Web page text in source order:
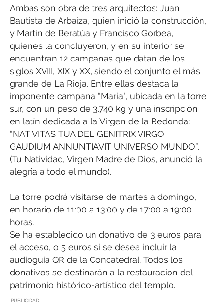
Ambas son obra de tres arquitectos: Juan
Bautista de Arbaiza, quien inició la construcción,
y Martín de Beratúa y Francisco Gorbea,
quienes la concluyeron, y en su interior se
encuentran 12 campanas que datan de los
siglos XVIII, XIX y XX, siendo el conjunto el más
grande de La Rioja. Entre ellas destaca la
imponente campana “María”, ubicada en la torre
sur, con un peso de 3.740 kg y una inscripción
en latín dedicada a la Virgen de la Redonda:
“NATIVITAS TUA DEL GENITRIX VIRGO
GAUDIUM ANNUNTIAVIT UNIVERSO MUNDO”.
(Tu Natividad, Virgen Madre de Dios, anunció la
alegría a todo el mundo).
La torre podrá visitarse de martes a domingo,
en horario de 11:00 a 13:00 y de 17:00 a 19:00
horas.
Se ha establecido un donativo de 3 euros para
el acceso, o 5 euros si se desea incluir la
audioguía QR de la Concatedral. Todos los
donativos se destinarán a la restauración del
patrimonio histórico-artístico del templo.
PUBLICIDAD